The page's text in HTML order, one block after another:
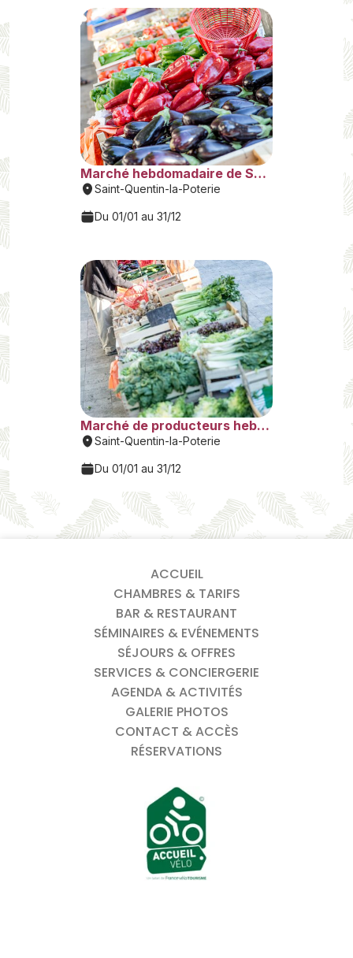
ACCUEIL
CHAMBRES & TARIFS
BAR & RESTAURANT
SÉMINAIRES & EVÉNEMENTS
SÉJOURS & OFFRES
SERVICES & CONCIERGERIE
AGENDA & ACTIVITÉS
GALERIE PHOTOS
CONTACT & ACCÈS
RÉSERVATIONS